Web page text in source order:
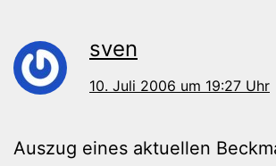
sven
10. Juli 2006 um 19:27 Uhr
Auszug eines aktuellen